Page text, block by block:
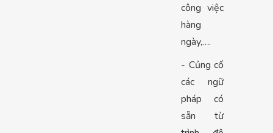
công việc
hàng
ngày,….
- Củng cố
các ngữ
pháp có
sẵn từ